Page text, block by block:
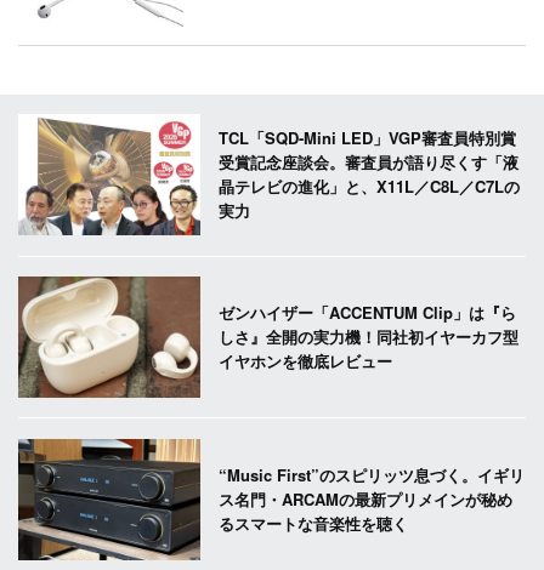
TCL「SQD-Mini LED」VGP審査員特別賞
受賞記念座談会。審査員が語り尽くす「液
晶テレビの進化」と、X11L／C8L／C7Lの
実力
ゼンハイザー「ACCENTUM Clip」は『ら
しさ』全開の実力機！同社初イヤーカフ型
イヤホンを徹底レビュー
“Music First”のスピリッツ息づく。イギリ
ス名門・ARCAMの最新プリメインが秘め
るスマートな音楽性を聴く